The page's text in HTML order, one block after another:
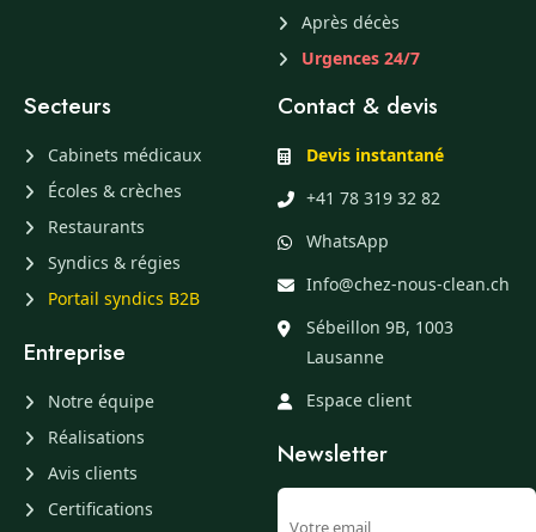
Après décès
Urgences 24/7
Secteurs
Cabinets médicaux
Écoles & crèches
Restaurants
Syndics & régies
Portail syndics B2B
Entreprise
Notre équipe
Réalisations
Avis clients
Certifications
Contact & devis
Devis instantané
+41 78 319 32 82
WhatsApp
Info@chez-nous-clean.ch
Sébeillon 9B, 1003
Lausanne
Espace client
Newsletter